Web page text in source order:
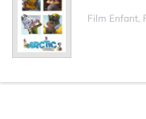
Film Enfant,